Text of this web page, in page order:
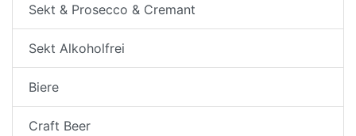
Sekt & Prosecco & Cremant
Sekt Alkoholfrei
Biere
Craft Beer